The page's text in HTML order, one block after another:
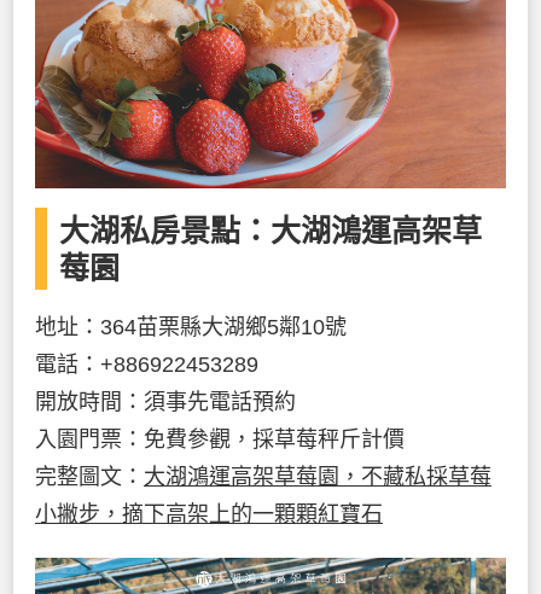
大湖私房景點：大湖鴻運高架草
莓園
地址：364苗栗縣大湖鄉5鄰10號
電話：+886922453289
開放時間：須事先電話預約
入園門票：免費參觀，採草莓秤斤計價
完整圖文： 大湖鴻運高架草莓園，不藏私採草莓
小撇步，摘下高架上的一顆顆紅寶石